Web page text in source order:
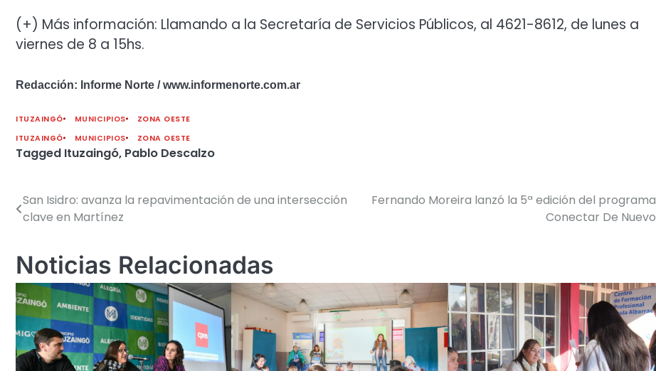
(+) Más información: Llamando a la Secretaría de Servicios Públicos, al 4621-8612, de lunes a
viernes de 8 a 15hs.
Redacción: Informe Norte / www.informenorte.com.ar
ITUZAINGÓ MUNICIPIOS
ZONA OESTE
ITUZAINGÓ
MUNICIPIOS ZONA OESTE
Tagged Ituzaingó, Pablo Descalzo
Navegación
entradas
San Isidro: avanza la repavimentación de una intersección
clave en Martínez
Fernando Moreira lanzó la 5ª edición del programa
Conectar De Nuevo
Noticias Relacionadas